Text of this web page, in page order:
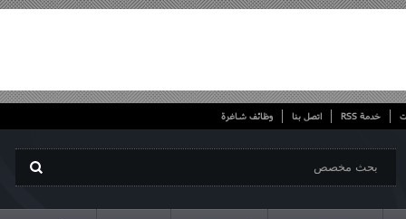
خدمة RSS اتصل بنا وظائف شاغرة